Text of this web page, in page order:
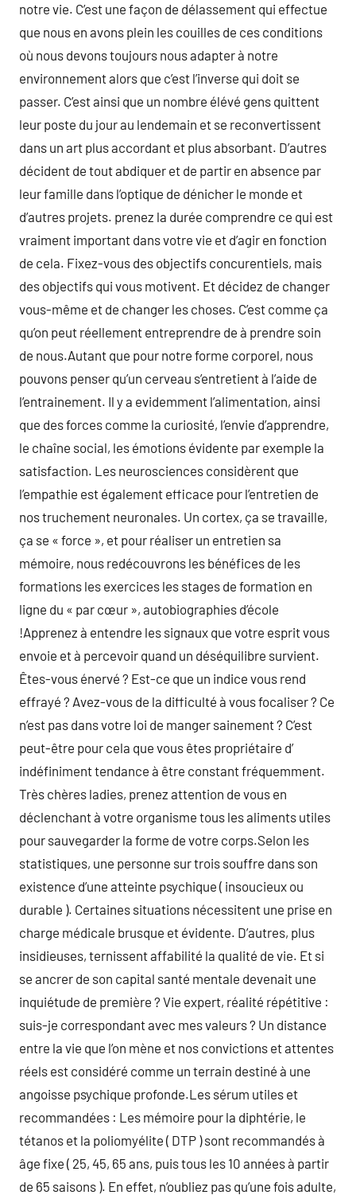
notre vie. C’est une façon de délassement qui effectue
que nous en avons plein les couilles de ces conditions
où nous devons toujours nous adapter à notre
environnement alors que c’est l’inverse qui doit se
passer. C’est ainsi que un nombre élévé gens quittent
leur poste du jour au lendemain et se reconvertissent
dans un art plus accordant et plus absorbant. D’autres
décident de tout abdiquer et de partir en absence par
leur famille dans l’optique de dénicher le monde et
d’autres projets. prenez la durée comprendre ce qui est
vraiment important dans votre vie et d’agir en fonction
de cela. Fixez-vous des objectifs concurentiels, mais
des objectifs qui vous motivent. Et décidez de changer
vous-même et de changer les choses. C’est comme ça
qu’on peut réellement entreprendre de à prendre soin
de nous.Autant que pour notre forme corporel, nous
pouvons penser qu’un cerveau s’entretient à l’aide de
l’entrainement. Il y a evidemment l’alimentation, ainsi
que des forces comme la curiosité, l’envie d’apprendre,
le chaîne social, les émotions évidente par exemple la
satisfaction. Les neurosciences considèrent que
l’empathie est également efficace pour l’entretien de
nos truchement neuronales. Un cortex, ça se travaille,
ça se « force », et pour réaliser un entretien sa
mémoire, nous redécouvrons les bénéfices de les
formations les exercices les stages de formation en
ligne du « par cœur », autobiographies d’école
!Apprenez à entendre les signaux que votre esprit vous
envoie et à percevoir quand un déséquilibre survient.
Êtes-vous énervé ? Est-ce que un indice vous rend
effrayé ? Avez-vous de la difficulté à vous focaliser ? Ce
n’est pas dans votre loi de manger sainement ? C’est
peut-être pour cela que vous êtes propriétaire d’
indéfiniment tendance à être constant fréquemment.
Très chères ladies, prenez attention de vous en
déclenchant à votre organisme tous les aliments utiles
pour sauvegarder la forme de votre corps.Selon les
statistiques, une personne sur trois souffre dans son
existence d’une atteinte psychique ( insoucieux ou
durable ). Certaines situations nécessitent une prise en
charge médicale brusque et évidente. D’autres, plus
insidieuses, ternissent affabilité la qualité de vie. Et si
se ancrer de son capital santé mentale devenait une
inquiétude de première ? Vie expert, réalité répétitive :
suis-je correspondant avec mes valeurs ? Un distance
entre la vie que l’on mène et nos convictions et attentes
réels est considéré comme un terrain destiné à une
angoisse psychique profonde.Les sérum utiles et
recommandées : Les mémoire pour la diphtérie, le
tétanos et la poliomyélite ( DTP ) sont recommandés à
âge fixe ( 25, 45, 65 ans, puis tous les 10 années à partir
de 65 saisons ). En effet, n’oubliez pas qu’une fois adulte,